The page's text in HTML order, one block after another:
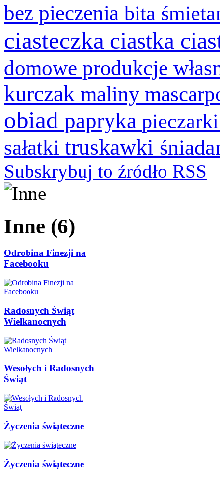
bez pieczenia bita
ciasteczka ciastka
domowe produkcje
kurczak maliny
obiad papryka
sałatki truskawki
Subskrybuj to źródło RSS
Inne (6)
Odrobina Finezji na
Facebooku
Radosnych Świąt
Wielkanocnych
Wesołych i Radosnych
Świąt
Życzenia świąteczne
Życzenia świąteczne